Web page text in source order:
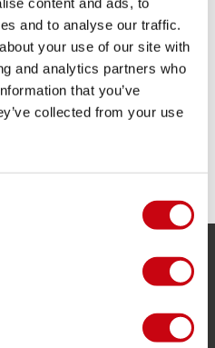
and to analyse our traffic.
your use of our site with
and analytics partners who
that you’ve
collected from your use
un traino facilitato
trainabile
denari